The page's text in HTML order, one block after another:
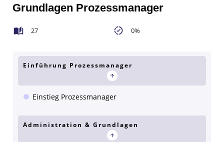
Grundlagen Prozessmanager
27 0%
Einführung Prozessmanager
Einstieg Prozessmanager
Administration & Grundlagen